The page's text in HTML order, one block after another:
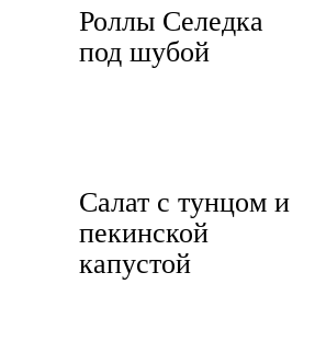
Роллы Селедка
под шубой
Салат с тунцом и
пекинской
капустой